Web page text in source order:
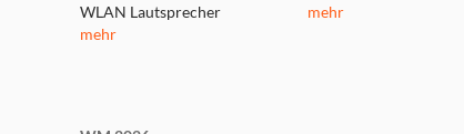
WLAN Lautsprecher
mehr
mehr